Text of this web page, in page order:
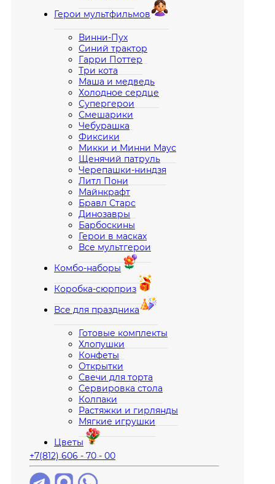
Герои мультфильмов
Винни-Пух
Синий трактор
Гарри Поттер
Три кота
Маша и медведь
Холодное сердце
Супергерои
Смешарики
Чебурашка
Фиксики
Микки и Минни Маус
Щенячий патруль
Черепашки-ниндзя
Литл Пони
Майнкрафт
Бравл Старс
Динозавры
Барбоскины
Герои в масках
Все мультгерои
Комбо-наборы
Коробка-сюрприз
Все для праздника
Готовые комплекты
Хлопушки
Конфеты
Открытки
Свечи для торта
Сервировка стола
Колпаки
Растяжки и гирлянды
Мягкие игрушки
Цветы
+7(812) 606 - 70 - 00